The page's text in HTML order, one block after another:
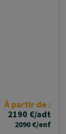
À partir de :
2190 €/adt
2090 €/enf